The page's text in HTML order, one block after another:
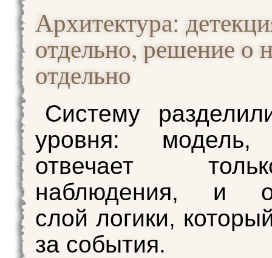
Архитектура:
отдельно, решение о
отдельно
Систему
уровня: модель,
отвечает
наблюдения, и
слой логики,
за события.